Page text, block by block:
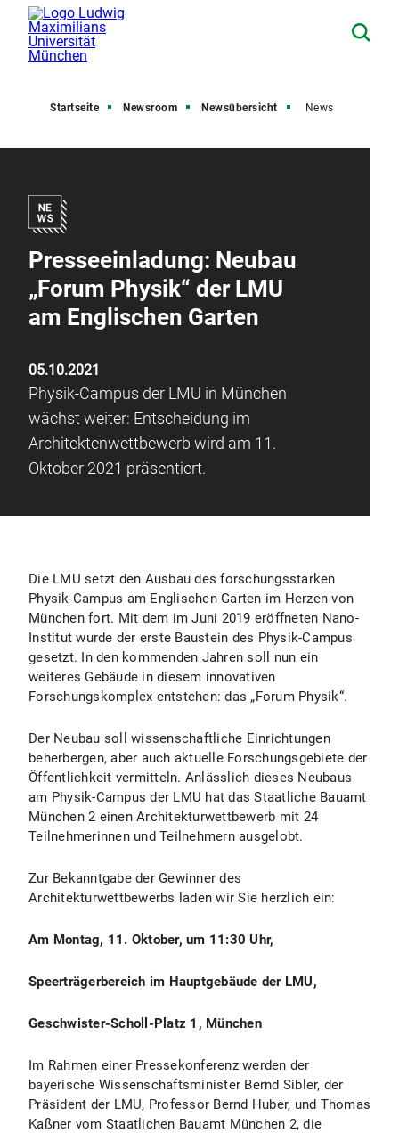
Startseite Newsroom Newsübersicht News
Presseeinladung: Neubau
„Forum Physik“ der LMU
am Englischen Garten
05.10.2021
Physik-Campus der LMU in München
wächst weiter: Entscheidung im
Architektenwettbewerb wird am 11.
Oktober 2021 präsentiert.
Die LMU setzt den Ausbau des forschungsstarken
Physik-Campus am Englischen Garten im Herzen von
München fort. Mit dem im Juni 2019 eröffneten Nano-
Institut wurde der erste Baustein des Physik-Campus
gesetzt. In den kommenden Jahren soll nun ein
weiteres Gebäude in diesem innovativen
Forschungskomplex entstehen: das „Forum Physik“.
Der Neubau soll wissenschaftliche Einrichtungen
beherbergen, aber auch aktuelle Forschungsgebiete der
Öffentlichkeit vermitteln. Anlässlich dieses Neubaus
am Physik-Campus der LMU hat das Staatliche Bauamt
München 2 einen Architekturwettbewerb mit 24
Teilnehmerinnen und Teilnehmern ausgelobt.
Zur Bekanntgabe der Gewinner des
Architekturwettbewerbs laden wir Sie herzlich ein:
Am Montag, 11. Oktober, um 11:30 Uhr,
Speerträgerbereich im Hauptgebäude der LMU,
Geschwister-Scholl-Platz 1, München
Im Rahmen einer Pressekonferenz werden der
bayerische Wissenschaftsminister Bernd Sibler, der
Präsident der LMU, Professor Bernd Huber, und Thomas
Kaßner vom Staatlichen Bauamt München 2, die